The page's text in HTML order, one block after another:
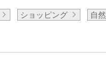
ショッピング 自